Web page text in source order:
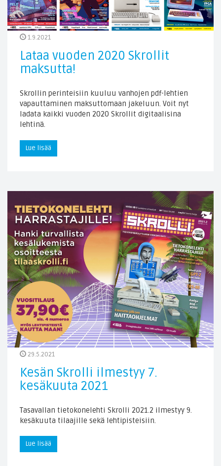
1.9.2021
Lataa vuoden 2020 Skrollit
maksutta!
Skrollin perinteisiin kuuluu vanhojen pdf-lehtien
vapauttaminen maksuttomaan jakeluun. Voit nyt
ladata kaikki vuoden 2020 Skrollit digitaalisina
lehtinä.
Lue lisää
29.5.2021
Kesän Skrolli ilmestyy 7.
kesäkuuta 2021
Tasavallan tietokonelehti Skrolli 2021.2 ilmestyy 9.
kesäkuuta tilaajille sekä lehtipisteisiin.
Lue lisää